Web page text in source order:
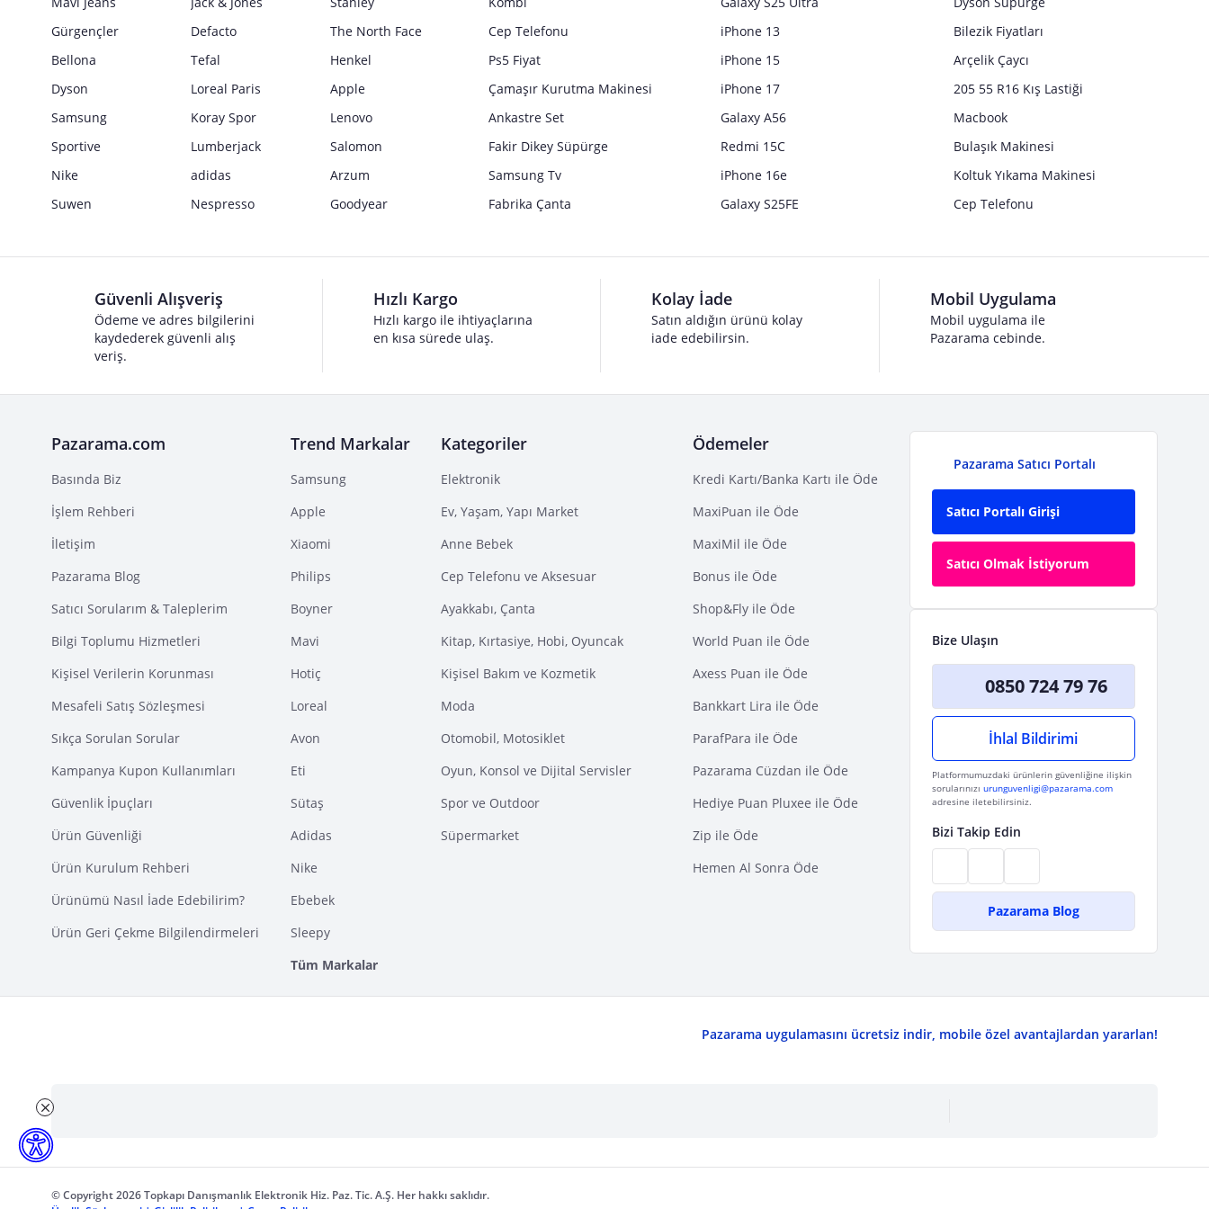
Gürgençler
Defacto
The North Face
Bellona
Tefal
Henkel
Dyson
Loreal Paris
Apple
Samsung
Koray Spor
Lenovo
Sportive
Lumberjack
Salomon
Nike
adidas
Arzum
Suwen
Nespresso Goodyear
Cep Telefonu
Ps5 Fiyat
Çamaşır Kurutma Makinesi
Ankastre Set
Fakir Dikey Süpürge
Samsung Tv
Fabrika Çanta
iPhone 13
iPhone 15
iPhone 17
Galaxy A56
Redmi 15C
iPhone 16e
Galaxy S25FE
Bilezik Fiyatları
Arçelik Çaycı
205 55 R16 Kış Lastiği
Macbook
Bulaşık Makinesi
Koltuk Yıkama Makinesi
Cep Telefonu
Güvenli Alışveriş
Ödeme ve adres bilgilerini
kaydederek güvenli alış
veriş.
Hızlı Kargo
Hızlı kargo ile ihtiyaçlarına
en kısa sürede ulaş.
Kolay İade
Satın aldığın ürünü kolay
iade edebilirsin.
Mobil Uygulama
Mobil uygulama ile
Pazarama cebinde.
Pazarama.com
Basında Biz
İşlem Rehberi
İletişim
Pazarama Blog
Satıcı Sorularım & Taleplerim
Bilgi Toplumu Hizmetleri
Kişisel Verilerin Korunması
Mesafeli Satış Sözleşmesi
Sıkça Sorulan Sorular
Kampanya Kupon Kullanımları
Güvenlik İpuçları
Ürün Güvenliği
Ürün Kurulum Rehberi
Ürünümü Nasıl İade Edebilirim?
Ürün Geri Çekme Bilgilendirmeleri
Trend Markalar
Samsung
Apple
Xiaomi
Philips
Boyner
Mavi
Hotiç
Loreal
Avon
Eti
Sütaş
Adidas
Nike
Ebebek
Sleepy
Tüm Markalar
Kategoriler
Elektronik
Ev, Yaşam, Yapı Market
Anne Bebek
Cep Telefonu ve Aksesuar
Ayakkabı, Çanta
Kitap, Kırtasiye, Hobi, Oyuncak
Kişisel Bakım ve Kozmetik
Moda
Otomobil, Motosiklet
Oyun, Konsol ve Dijital Servisler
Spor ve Outdoor
Süpermarket
Ödemeler
Kredi Kartı/Banka Kartı ile Öde
MaxiPuan ile Öde
MaxiMil ile Öde
Bonus ile Öde
Shop&Fly ile Öde
World Puan ile Öde
Axess Puan ile Öde
Bankkart Lira ile Öde
ParafPara ile Öde
Pazarama Cüzdan ile Öde
Hediye Puan Pluxee ile Öde
Zip ile Öde
Hemen Al Sonra Öde
Pazarama Satıcı Portalı
Satıcı Portalı Girişi
Satıcı Olmak İstiyorum
Bize Ulaşın
0850 724 79 76
İhlal Bildirimi
Platformumuzdaki ürünlerin güvenliğine ilişkin
sorularınızı urunguvenligi@pazarama.com
adresine iletebilirsiniz.
Bizi Takip Edin
Pazarama Blog
Pazarama uygulamasını ücretsiz indir, mobile özel avantajlardan yararlan!
© Copyright 2026 Topkapı Danışmanlık Elektronik Hiz. Paz. Tic. A.Ş. Her hakkı saklıdır.